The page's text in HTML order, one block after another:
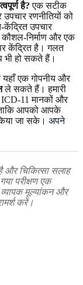
है? एक सटीक
रणनीतियों को
केंद्रित उपचार
निर्माण और एक
केंद्रित है। गलत
भी हो सकते हैं।
एक गोपनीय और
ले सकते हैं। हमारी
ICD-11 मानकों और
ताकि आपको आपके
जा सके। अपने
और चिकित्सा सलाह
परीक्षण एक
मूल्यांकन और
करें।